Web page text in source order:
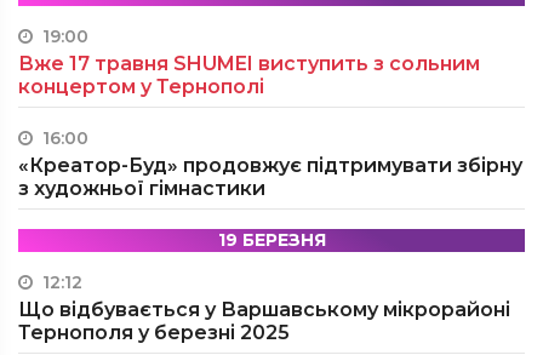
19:00
Вже 17 травня SHUMEI виступить з сольним
концертом у Тернополі
16:00
«Креатор-Буд» продовжує підтримувати збірну
з художньої гімнастики
19 БЕРЕЗНЯ
12:12
Що відбувається у Варшавському мікрорайоні
Тернополя у березні 2025